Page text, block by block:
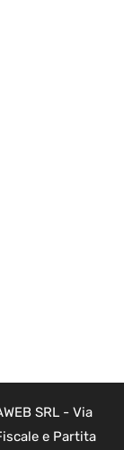
SRL - Via
e Partita